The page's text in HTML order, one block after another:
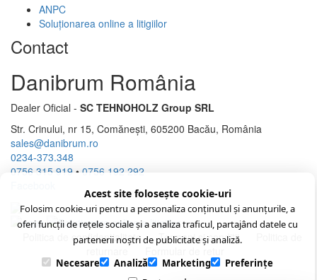
ANPC
Soluționarea online a litigiilor
Contact
Danibrum România
Dealer Oficial - SC TEHNOHOLZ Group SRL
Str. Crinului, nr 15, Comănești, 605200 Bacău, România
sales@danibrum.ro
0234-373.348
0756 315 919 • 0756 192 292
Politica de confidenţialitate Termeni şi condiţii
Acest site folosește cookie-uri
Folosim cookie-uri pentru a personaliza conținutul și anunțurile, a
oferi funcții de rețele sociale și a analiza traficul, partajând datele cu
partenerii noștri de publicitate și analiză.
Necesare
Analiză Marketing
Preferințe